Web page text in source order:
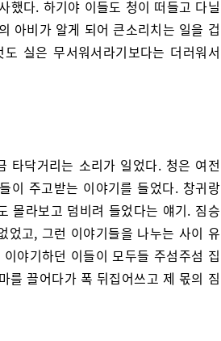
했다. 하기야 이들도 청이 떠들고 다닐
아비가 알게 되어 큰소리치는 일을 겁
실은 무서워서라기보다는 더러워서
타닥거리는 소리가 일었다. 청은 여전
이 주고받는 이야기를 들었다. 창귀랑
몰라보고 덤비려 들었다는 얘기. 짐승
었고, 그런 이야기들을 나누는 사이 유
야기하던 이들이 모두들 주섬주섬 집
를 끌어다가 폭 뒤집어쓰고 제 몫의 짐